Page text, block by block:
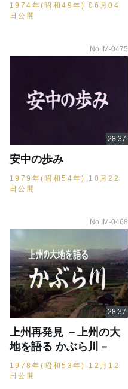
1974年(昭和49年) 06月04
日公開
No.IM-0475
安中の歩み
1979年(昭和54年) 10月22
日公開
No.IM-0468
上州再発見 －上州の大
地を語る かぶら川－
1978年(昭和53年) 12月12
日公開